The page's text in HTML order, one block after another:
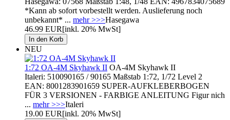
*Kann ab sofort vorbestellt werden. Auslieferung noch
unbekannt* ... mehr >>>Hasegawa
46.99 EUR[inkl. 20% MwSt]
NEU
1:72 OA-4M Skyhawk II OA-4M Skyhawk II
Italeri: 510090165 / 90165 Maßstab 1:72, 1/72 Level 2
EAN: 8001283901659 SUPER-AUFKLEBERBOGEN
FÜR 3 VERSIONEN - FARBIGE ANLEITUNG Figur nich
... mehr >>>Italeri
19.00 EUR[inkl. 20% MwSt]